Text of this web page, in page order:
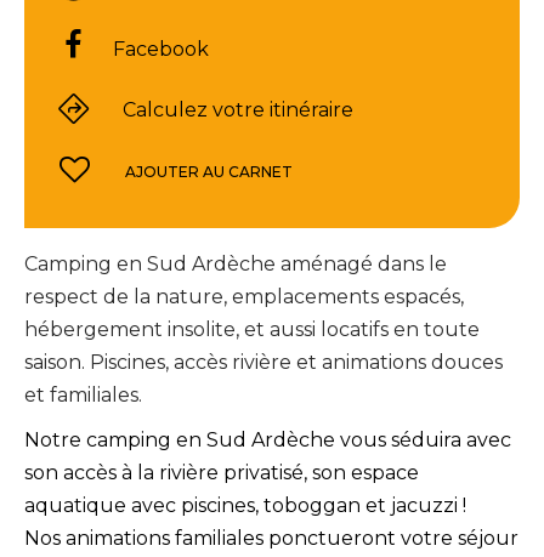
Camping en Sud Ardèche aménagé dans le
respect de la nature, emplacements espacés,
hébergement insolite, et aussi locatifs en toute
saison. Piscines, accès rivière et animations douces
et familiales.
Notre camping en Sud Ardèche vous séduira avec
son accès à la rivière privatisé, son espace
aquatique avec piscines, toboggan et jacuzzi !
Nos animations familiales ponctueront votre séjour
Facebook
Calculez votre itinéraire
AJOUTER AU CARNET